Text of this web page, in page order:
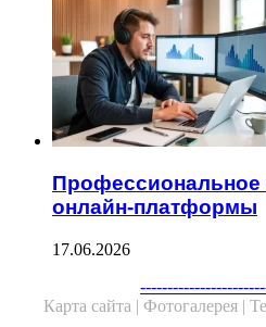
Профессиональное
онлайн-платформы
17.06.2026
Карта сайта | Фотогалерея |